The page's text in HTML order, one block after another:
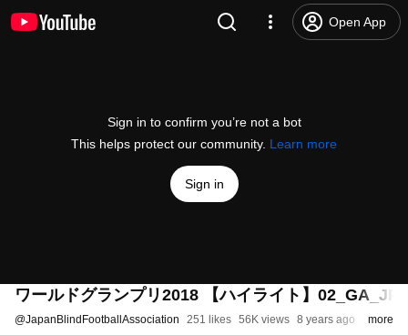
Open App
Sign in to confirm you’re not a bot
This helps protect our community. Learn more
Sign in
ワールドグランプリ2018 【ハイライト】
@JapanBlindFootballAssociation 251 likes 56K views 8 years ago more